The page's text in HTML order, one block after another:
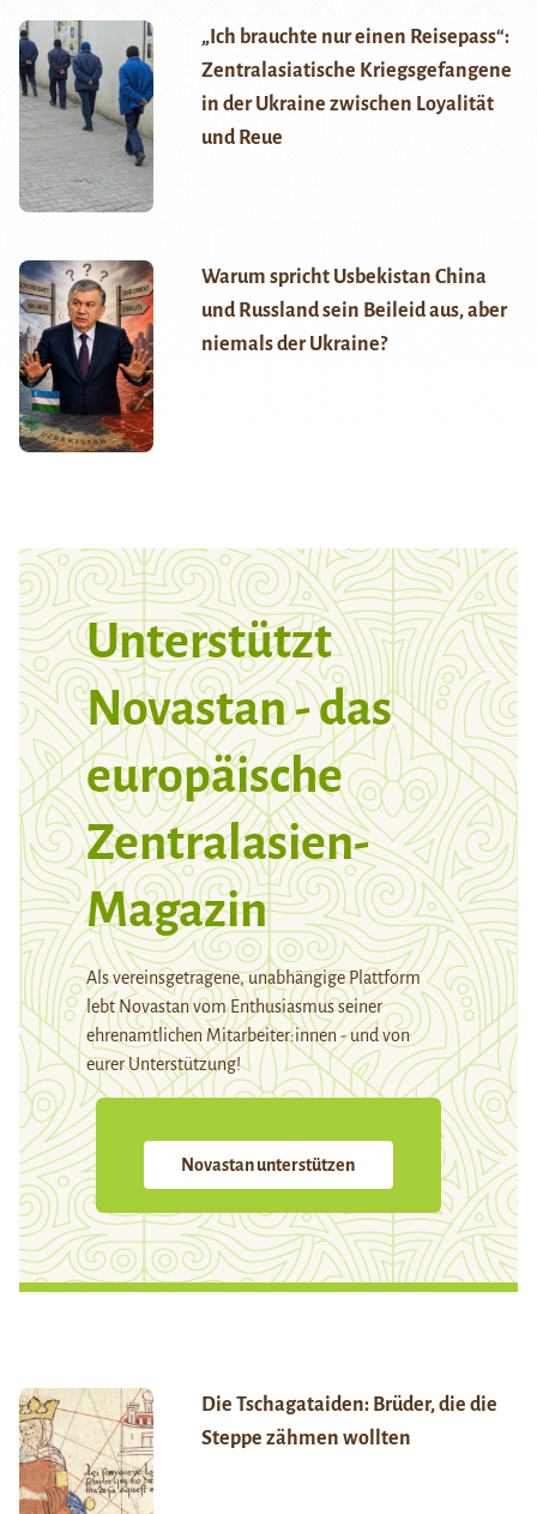
„Ich brauchte nur einen Reisepass“:
Zentralasiatische Kriegsgefangene
in der Ukraine zwischen Loyalität
und Reue
Warum spricht Usbekistan China
und Russland sein Beileid aus, aber
niemals der Ukraine?
Unterstützt
Novastan - das
europäische
Zentralasien-
Magazin
Als vereinsgetragene, unabhängige Plattform
lebt Novastan vom Enthusiasmus seiner
ehrenamtlichen Mitarbeiter:innen - und von
eurer Unterstützung!
Novastan unterstützen
Die Tschagataiden: Brüder, die die
Steppe zähmen wollten